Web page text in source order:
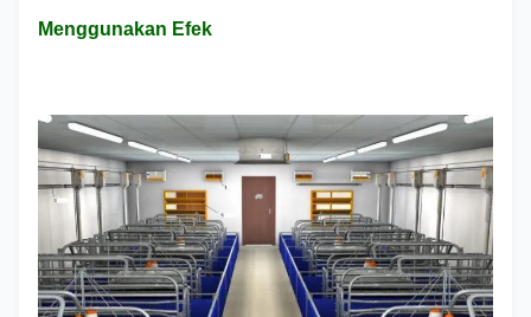
Menggunakan Efek